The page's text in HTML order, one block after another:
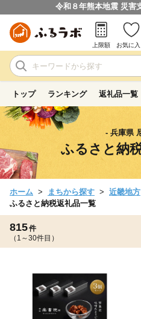
令和８年熊本地震 災害
上限額 お気に入
トップ ランキング 返礼品一覧
- 兵庫県
ふるさと納
ホーム まちから探す 近畿地方
ふるさと納税返礼品一覧
815件
（1～30件目）